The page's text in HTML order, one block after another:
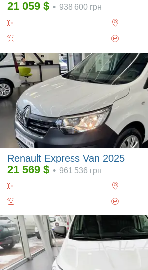
21 059 $ • 938 600 грн
Renault Express Van 2025
21 569 $ • 961 536 грн